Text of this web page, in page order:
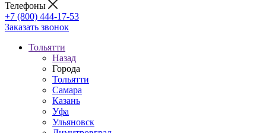
Телефоны
+7 (800) 444-17-53
Заказать звонок
Тольятти
Назад
Города
Тольятти
Самара
Казань
Уфа
Ульяновск